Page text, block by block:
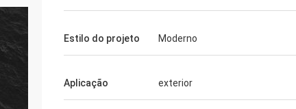
Os bons membros da equipe oferecem
sempre o orçamento a tempo e
Estilo do projeto Moderno
Aplicação exterior